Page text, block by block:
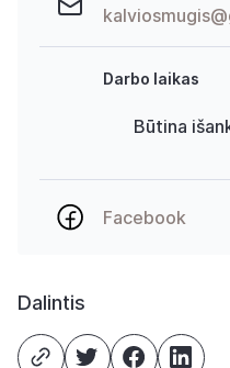
Darbo laikas
Būtina
Facebook
Dalintis